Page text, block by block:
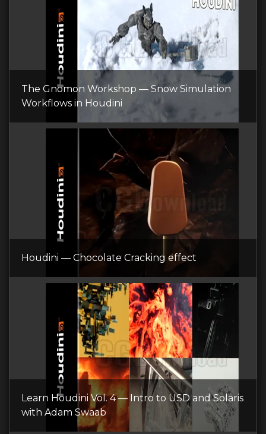
The Gnomon Workshop — Snow Simulation
Workflows in Houdini
Houdini — Chocolate Cracking effect
Learn Houdini Vol. 4 — Intro to USD and Solaris
with Adam Swaab